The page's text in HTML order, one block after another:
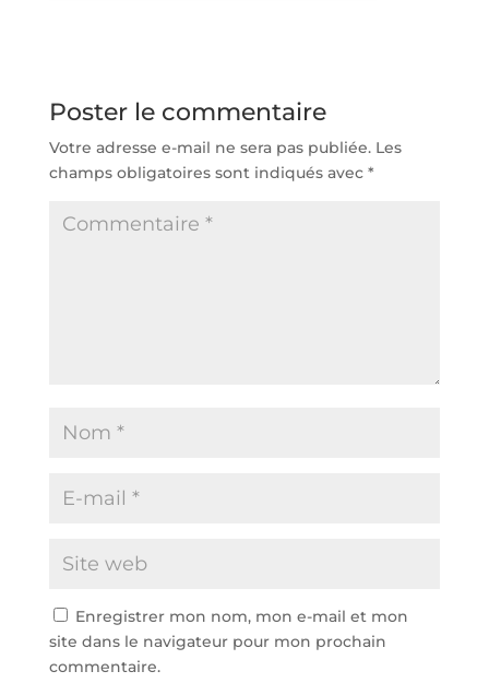
Poster le commentaire
Votre adresse e-mail ne sera pas publiée. Les
champs obligatoires sont indiqués avec *
Enregistrer mon nom, mon e-mail et mon
site dans le navigateur pour mon prochain
commentaire.